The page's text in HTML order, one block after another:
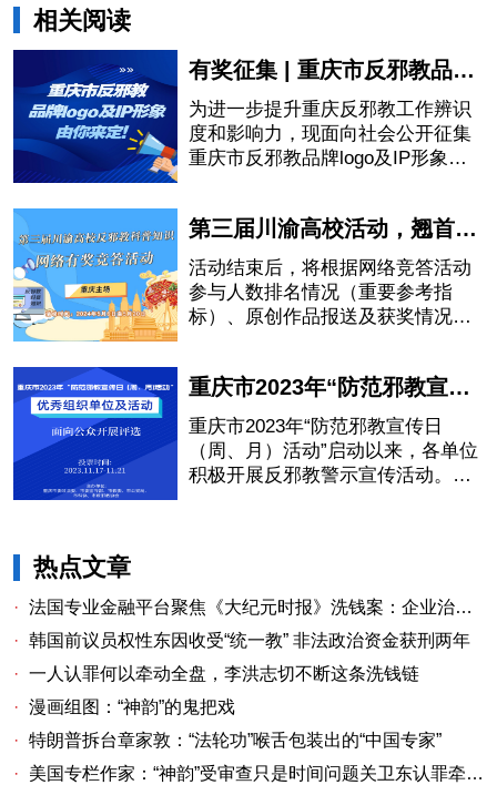
相关阅读
有奖征集 | 重庆市反邪教品牌logo及IP形象由你来定！
为进一步提升重庆反邪教工作辨识
度和影响力，现面向社会公开征集
重庆市反邪教品牌logo及IP形象设
第三届川渝高校活动，翘首以盼！ 红包、话费、文创纪念品，等你来拿
活动结束后，将根据网络竞答活动
参与人数排名情况（重要参考指
标）、原创作品报送及获奖情况、
渝高校反邪教警示宣传教育暨反邪
教科普知识网络有奖竞答活动优秀
组织单位。
重庆市2023年“防范邪教宣传日（周、月）活动”优秀组织单位及活动网上投票活动公告
重庆市2023年“防范邪教宣传日
（周、月）活动”启动以来，各单位
积极开展反邪教警示宣传活动。为
向公众开展征集评选工作。
热点文章
· 法国专业金融平台聚焦《大纪元时报》洗钱案：企业治理漏洞与监管警示
· 韩国前议员权性东因收受“统一教” 非法政治资金获刑两年
· 一人认罪何以牵动全盘，李洪志切不断这条洗钱链
· 漫画组图：“神韵”的鬼把戏
· 特朗普拆台章家敦：“法轮功”喉舌包装出的“中国专家”
·
美国专栏作家：“神韵”受审查只是时间问题关卫东认罪牵出与《大纪元时报》资金链条